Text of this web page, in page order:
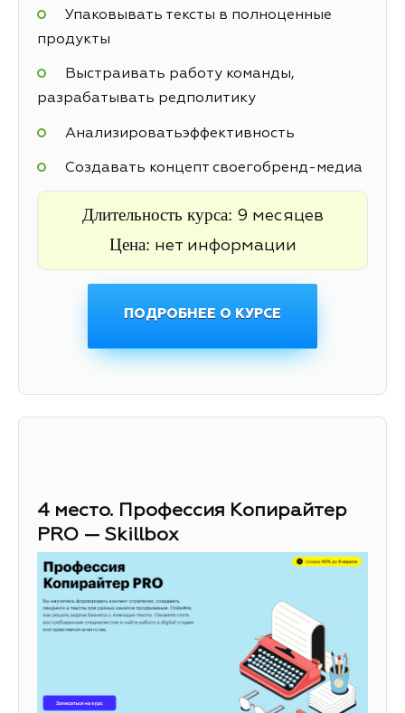
Упаковывать тексты в полноценные
продукты
Выстраивать работу команды,
разрабатывать редполитику
Анализироватьэффективность
Cоздавать концепт своегобренд-медиа
Длительность курса: 9 месяцев
Цена: нет информации
ПОДРОБНЕЕ О КУРСЕ
4 место. Профессия Копирайтер
PRO — Skillbox